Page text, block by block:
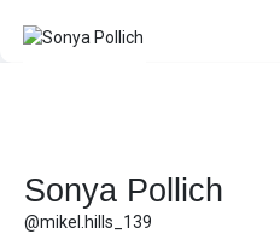
Sonya Pollich
@mikel.hills_139